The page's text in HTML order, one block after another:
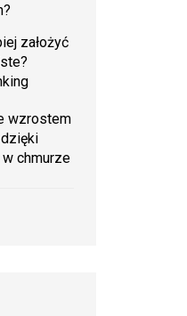
założyć
wzrostem
dzięki
chmurze